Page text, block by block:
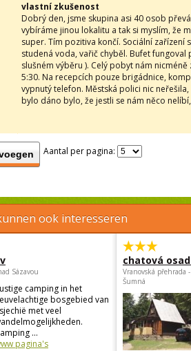
vlastní zkušenost
Dobrý den, jsme skupina asi 40 osob
vybíráme jinou lokalitu a tak si myslím, že
super. Tím pozitiva končí. Sociální
studená voda, vařič chyběl. Bufet
slušném výběru ). Celý pobyt nám
5:30. Na recepcích pouze brigádnice,
vypnutý telefon. Městská polici nic
bylo dáno bylo, že jestli se nám něco
Aantal per pagina:
ook interesseren
Sázavou
camping in het
bosgebied van
met veel
...
pagina's
chatová
Vranovská přehrada
Šumná